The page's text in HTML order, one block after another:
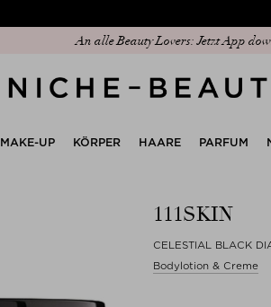
Entdecken Sie unseren neuen Edit: The
MAKE-UP KÖRPER HAARE PARFUM
111SKIN
CELESTIAL BLACK
Bodylotion & Creme